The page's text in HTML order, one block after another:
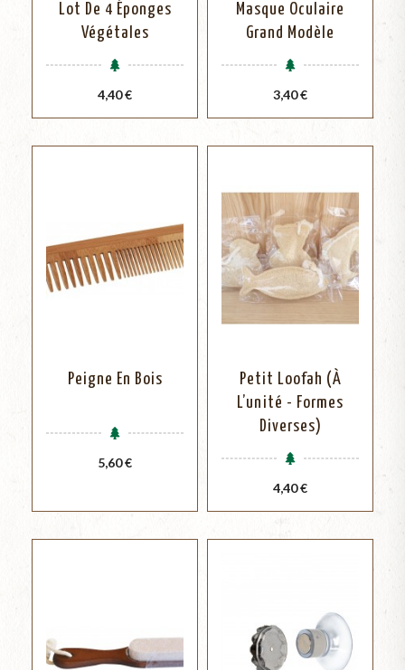
Lot De 4 Éponges
Végétales
Prix
4,40 €
Masque Oculaire
Grand Modèle
Prix
3,40 €
Peigne En Bois
Prix
5,60 €
Petit Loofah (à
L’unité - Formes
Diverses)
Prix
4,40 €